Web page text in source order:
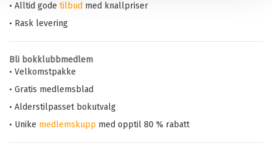
• Alltid gode tilbud med knallpriser
• Rask levering
Bli bokklubbmedlem
• Velkomstpakke
• Gratis medlemsblad
• Alderstilpasset bokutvalg
• Unike medlemskupp med opptil 80 % rabatt